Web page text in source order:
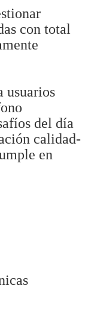
con total
usuarios
del día
calidad-
en